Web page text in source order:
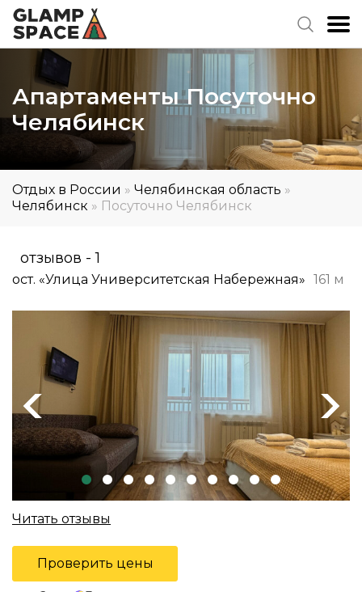
Апартаменты Посуточно
Челябинск
Отдых в России » Челябинская область »
Челябинск » Посуточно Челябинск
отзывов - 1
ост. «Улица Университетская Набережная» 161 м
Previous Next
Читать отзывы
Проверить цены